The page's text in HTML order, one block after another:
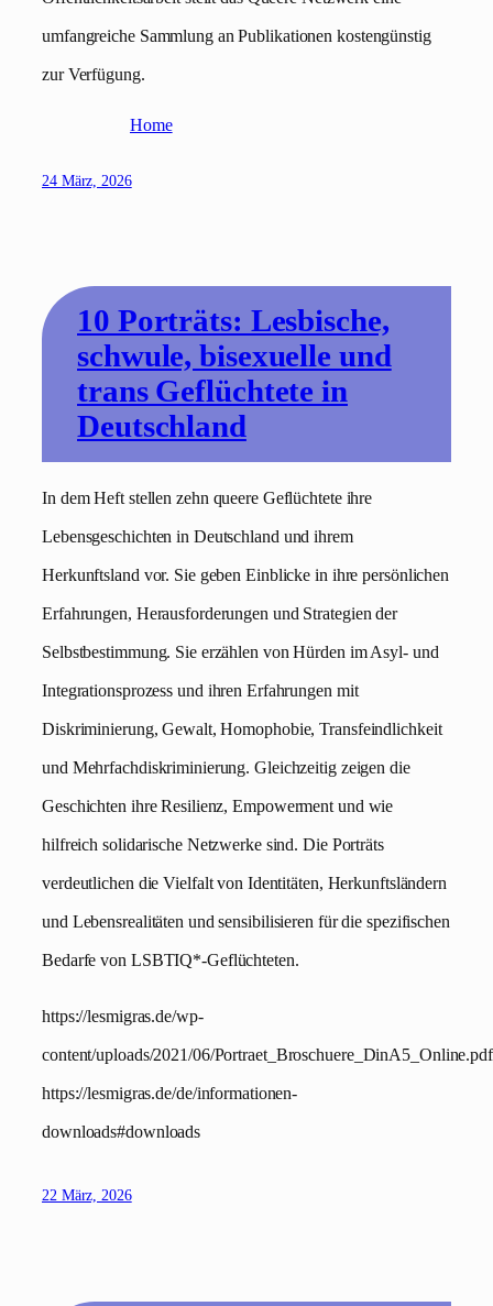
umfangreiche Sammlung an Publikationen kostengünstig
zur Verfügung.
Home
24 März, 2026
10 Porträts: Lesbische,
schwule, bisexuelle und
trans Geflüchtete in
Deutschland
In dem Heft stellen zehn queere Geflüchtete ihre
Lebensgeschichten in Deutschland und ihrem
Herkunftsland vor. Sie geben Einblicke in ihre persönlichen
Erfahrungen, Herausforderungen und Strategien der
Selbstbestimmung. Sie erzählen von Hürden im Asyl- und
Integrationsprozess und ihren Erfahrungen mit
Diskriminierung, Gewalt, Homophobie, Transfeindlichkeit
und Mehrfachdiskriminierung. Gleichzeitig zeigen die
Geschichten ihre Resilienz, Empowerment und wie
hilfreich solidarische Netzwerke sind. Die Porträts
verdeutlichen die Vielfalt von Identitäten, Herkunftsländern
und Lebensrealitäten und sensibilisieren für die spezifischen
Bedarfe von LSBTIQ*-Geflüchteten.
https://lesmigras.de/wp-
content/uploads/2021/06/Portraet_Broschuere_DinA5_Online.pdf
https://lesmigras.de/de/informationen-
downloads#downloads
22 März, 2026